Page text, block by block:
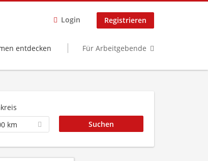
Login Registrieren
entdecken Für Arbeitgebende
km